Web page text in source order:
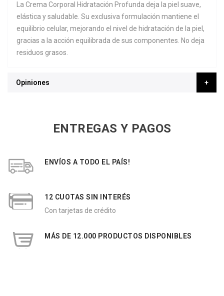
La Crema Corporal Hidratación Profunda deja la piel suave,
elástica y saludable. Su exclusiva formulación mantiene el
equilibrio celular, mejorando el nivel de hidratación de la piel,
gracias a la acción equilibrada de sus componentes. No deja
residuos grasos.
Opiniones
ENTREGAS Y PAGOS
ENVÍOS A TODO EL PAÍS!
12 CUOTAS SIN INTERÉS
Con tarjetas de crédito
MÁS DE 12.000 PRODUCTOS DISPONIBLES